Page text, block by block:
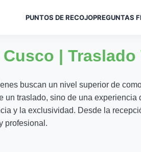
PUNTOS DE RECOJOPREGUNTAS
| Traslado
buscan un nivel superior de
traslado, sino de una
y la exclusividad. Desde la
profesional.